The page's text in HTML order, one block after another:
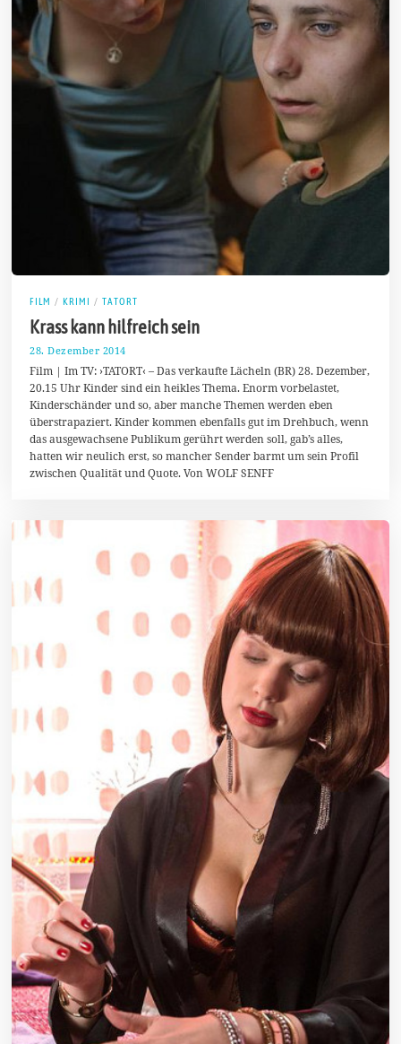
FILM / KRIMI / TATORT
Krass kann hilfreich sein
28. Dezember 2014
.
D
e
z
m
b
e
Film | Im TV: ›TATORT‹ – Das verkaufte Lächeln (BR) 28. Dezember,
20.15 Uhr Kinder sind ein heikles Thema. Enorm vorbelastet,
Kinderschänder und so, aber manche Themen werden eben
überstrapaziert. Kinder kommen ebenfalls gut im Drehbuch, wenn
das ausgewachsene Publikum gerührt werden soll, gab’s alles,
hatten wir neulich erst, so mancher Sender barmt um sein Profil
zwischen Qualität und Quote. Von WOLF SENFF